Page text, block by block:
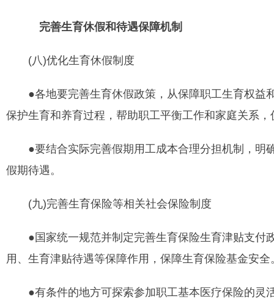
完善生育休假和待遇保障机制
(八)优化生育休假制度
●各地要完善生育休假政策，从保障职工生育权益
保护生育和养育过程，帮助职工平衡工作和家庭关系
●要结合实际完善假期用工成本合理分担机制，明
假期待遇。
(九)完善生育保险等相关社会保险制度
●国家统一规范并制定完善生育保险生育津贴支付
用、生育津贴待遇等保障作用，保障生育保险基金安全
●有条件的地方可探索参加职工基本医疗保险的灵